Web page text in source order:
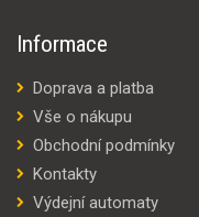
Informace
Doprava a platba
Vše o nákupu
Obchodní podmínky
Kontakty
Výdejní automaty